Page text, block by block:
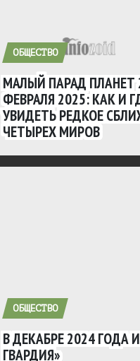
ОБЩЕСТВО
МАЛЫЙ ПАРАД ПЛАНЕТ
ФЕВРАЛЯ 2025: КАК И
УВИДЕТЬ РЕДКОЕ
ЧЕТЫРЕХ МИРОВ
ОБЩЕСТВО
В ДЕКАБРЕ 2024 ГОДА
ГВАРДИЯ»